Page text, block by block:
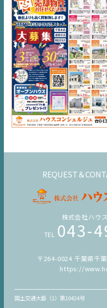
不動産
コ
REQUEST＆
株式会社ハウ
TEL 043-
〒264-0024 千葉県千
https://
国土交通大臣（1）第10424号